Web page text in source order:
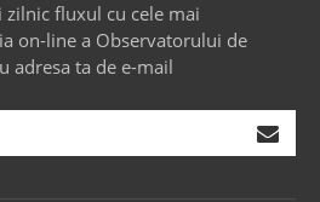
zilnic fluxul cu cele mai
on-line a Observatorului de
adresa ta de e-mail